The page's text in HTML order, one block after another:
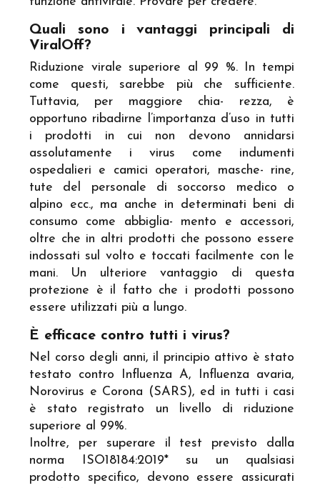
Quali sono i vantaggi principali di
ViralOff?
Riduzione virale superiore al 99 %. In tempi
come questi, sarebbe più che sufficiente.
Tuttavia, per maggiore chia- rezza, è
opportuno ribadirne l’importanza d’uso in tutti
i prodotti in cui non devono annidarsi
assolutamente i virus come indumenti
ospedalieri e camici operatori, masche- rine,
tute del personale di soccorso medico o
alpino ecc., ma anche in determinati beni di
consumo come abbiglia- mento e accessori,
oltre che in altri prodotti che possono essere
indossati sul volto e toccati facilmente con le
mani. Un ulteriore vantaggio di questa
protezione è il fatto che i prodotti possono
essere utilizzati più a lungo.
È efficace contro tutti i virus?
Nel corso degli anni, il principio attivo è stato
testato contro Influenza A, Influenza avaria,
Norovirus e Corona (SARS), ed in tutti i casi
è stato registrato un livello di riduzione
superiore al 99%.
Inoltre, per superare il test previsto dalla
norma ISO18184:2019* su un qualsiasi
prodotto specifico, devono essere assicurati